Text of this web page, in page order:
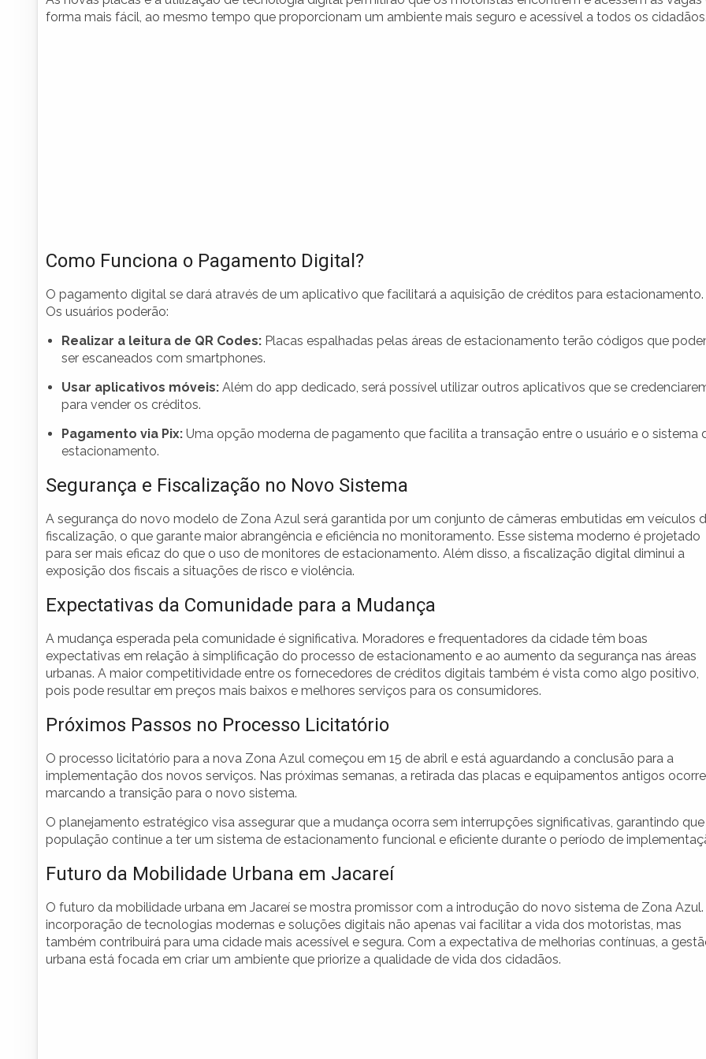
forma mais fácil, ao mesmo tempo que proporcionam um ambiente mais seguro e acessível a todos os
Como Funciona o Pagamento Digital?
O pagamento digital se dará através de um aplicativo que facilitará a aquisição de créditos para estacionamento.
Os usuários poderão:
Realizar a leitura de QR Codes: Placas espalhadas pelas áreas de estacionamento terão códigos que
ser escaneados com smartphones.
Usar aplicativos móveis: Além do app dedicado, será possível utilizar outros aplicativos que se
para vender os créditos.
Pagamento via Pix: Uma opção moderna de pagamento que facilita a transação entre o usuário e o sistema
estacionamento.
Segurança e Fiscalização no Novo Sistema
A segurança do novo modelo de Zona Azul será garantida por um conjunto de câmeras embutidas em veículos
fiscalização, o que garante maior abrangência e eficiência no monitoramento. Esse sistema moderno é projetado
para ser mais eficaz do que o uso de monitores de estacionamento. Além disso, a fiscalização digital diminui a
exposição dos fiscais a situações de risco e violência.
Expectativas da Comunidade para a Mudança
A mudança esperada pela comunidade é significativa. Moradores e frequentadores da cidade têm boas
expectativas em relação à simplificação do processo de estacionamento e ao aumento da segurança nas áreas
urbanas. A maior competitividade entre os fornecedores de créditos digitais também é vista como algo positivo,
pois pode resultar em preços mais baixos e melhores serviços para os consumidores.
Próximos Passos no Processo Licitatório
O processo licitatório para a nova Zona Azul começou em 15 de abril e está aguardando a conclusão para a
implementação dos novos serviços. Nas próximas semanas, a retirada das placas e equipamentos antigos
marcando a transição para o novo sistema.
O planejamento estratégico visa assegurar que a mudança ocorra sem interrupções significativas, garantindo
população continue a ter um sistema de estacionamento funcional e eficiente durante o período de
Futuro da Mobilidade Urbana em Jacareí
O futuro da mobilidade urbana em Jacareí se mostra promissor com a introdução do novo sistema de Zona Azul.
incorporação de tecnologias modernas e soluções digitais não apenas vai facilitar a vida dos motoristas, mas
também contribuirá para uma cidade mais acessível e segura. Com a expectativa de melhorias contínuas, a
urbana está focada em criar um ambiente que priorize a qualidade de vida dos cidadãos.